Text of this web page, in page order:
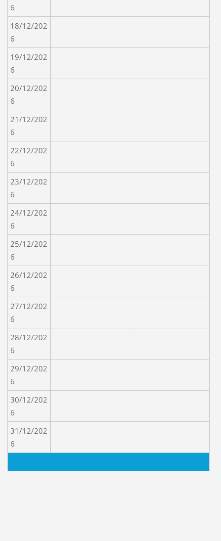
6
18/12/202
6
19/12/202
6
20/12/202
6
21/12/202
6
22/12/202
6
23/12/202
6
24/12/202
6
25/12/202
6
26/12/202
6
27/12/202
6
28/12/202
6
29/12/202
6
30/12/202
6
31/12/202
6